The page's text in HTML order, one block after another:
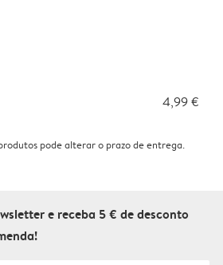
4,99 €
pode alterar o prazo de entrega.
e receba 5 € de desconto